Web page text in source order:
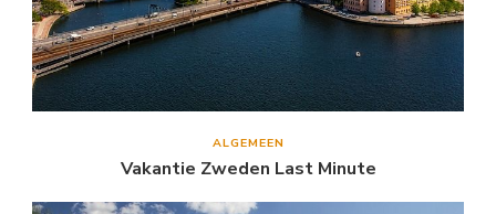
ALGEMEEN
Vakantie Zweden Last Minute